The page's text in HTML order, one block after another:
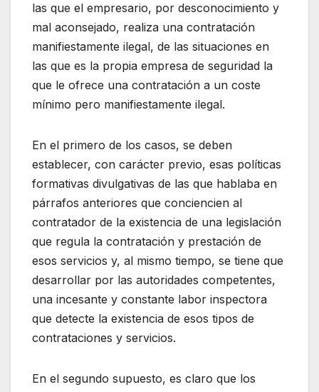
las que el empresario, por desconocimiento y
mal aconsejado, realiza una contratación
manifiestamente ilegal, de las situaciones en
las que es la propia empresa de seguridad la
que le ofrece una contratación a un coste
mínimo pero manifiestamente ilegal.
En el primero de los casos, se deben
establecer, con carácter previo, esas políticas
formativas divulgativas de las que hablaba en
párrafos anteriores que conciencien al
contratador de la existencia de una legislación
que regula la contratación y prestación de
esos servicios y, al mismo tiempo, se tiene que
desarrollar por las autoridades competentes,
una incesante y constante labor inspectora
que detecte la existencia de esos tipos de
contrataciones y servicios.
En el segundo supuesto, es claro que los